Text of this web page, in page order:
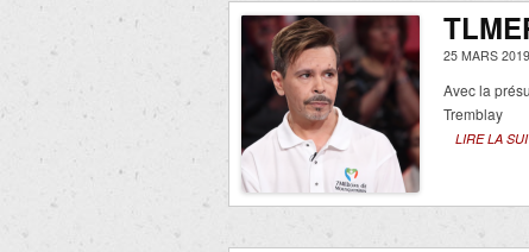
25 MARS
Avec la
Tremblay
LIRE LA